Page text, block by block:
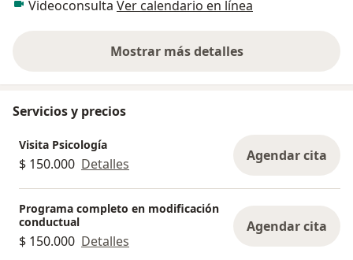
Videoconsulta Ver calendario en línea
Mostrar más detalles
sobre la experiencia
Servicios y precios
Visita Psicología
$ 150.000 Detalles Agendar cita
Programa completo en modificación
conductual
$ 150.000 Detalles
Agendar cita